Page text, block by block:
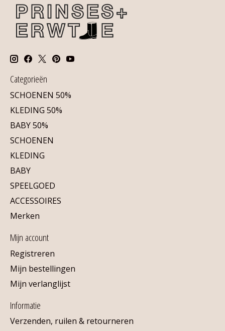
Categorieën
SCHOENEN 50%
KLEDING 50%
BABY 50%
SCHOENEN
KLEDING
BABY
SPEELGOED
ACCESSOIRES
Merken
Mijn account
Registreren
Mijn bestellingen
Mijn verlanglijst
Informatie
Verzenden, ruilen & retourneren